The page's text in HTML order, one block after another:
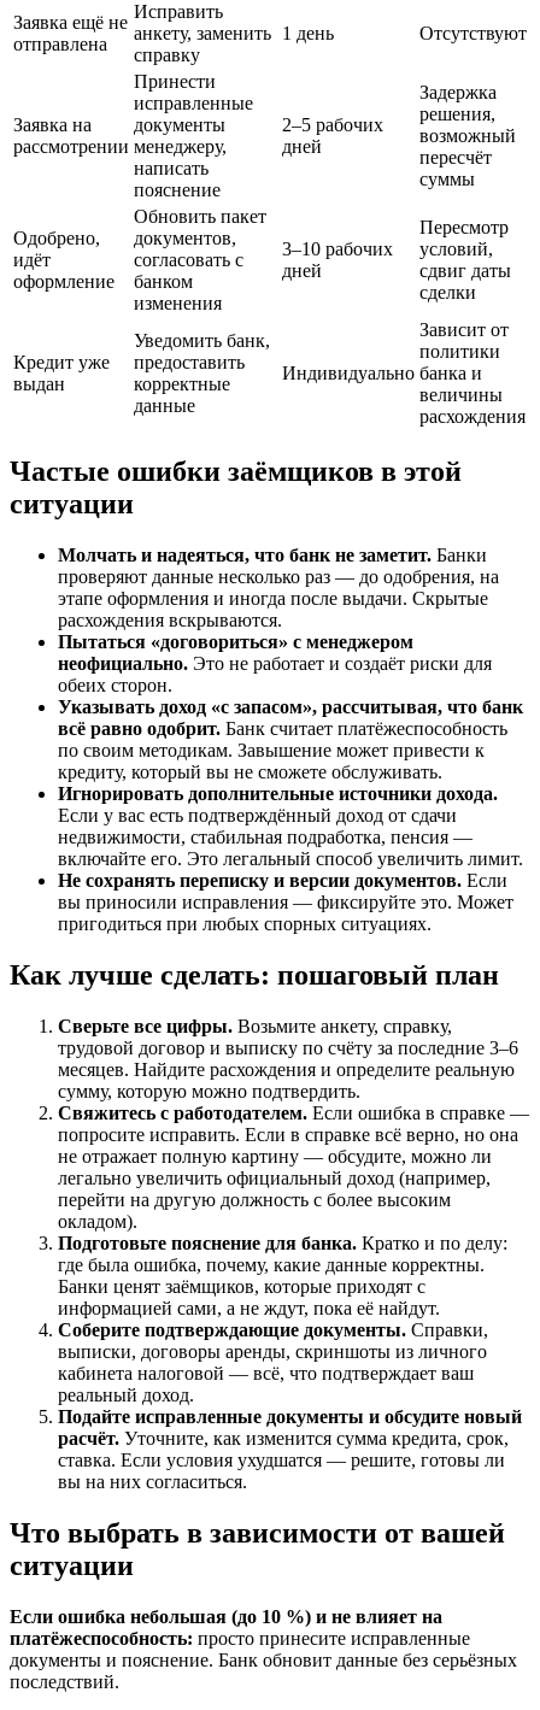
Заявка ещё не
отправлена
Исправить
анкету, заменить
справку
1 день Отсутствуют
Заявка на
рассмотрении
Принести
исправленные
документы
менеджеру,
написать
пояснение
2–5 рабочих
дней
Задержка
решения,
возможный
пересчёт
суммы
Одобрено,
идёт
оформление
Обновить пакет
документов,
согласовать с
банком
изменения
3–10 рабочих
дней
Пересмотр
условий,
сдвиг даты
сделки
Кредит уже
выдан
Уведомить банк,
предоставить
корректные
данные
Индивидуально
Зависит от
политики
банка и
величины
расхождения
Частые ошибки заёмщиков в этой
ситуации
Молчать и надеяться, что банк не заметит. Банки
проверяют данные несколько раз — до одобрения, на
этапе оформления и иногда после выдачи. Скрытые
расхождения вскрываются.
Пытаться «договориться» с менеджером
неофициально. Это не работает и создаёт риски для
обеих сторон.
Указывать доход «с запасом», рассчитывая, что банк
всё равно одобрит. Банк считает платёжеспособность
по своим методикам. Завышение может привести к
кредиту, который вы не сможете обслуживать.
Игнорировать дополнительные источники дохода.
Если у вас есть подтверждённый доход от сдачи
недвижимости, стабильная подработка, пенсия —
включайте его. Это легальный способ увеличить лимит.
Не сохранять переписку и версии документов. Если
вы приносили исправления — фиксируйте это. Может
пригодиться при любых спорных ситуациях.
Как лучше сделать: пошаговый план
Сверьте все цифры. Возьмите анкету, справку,
трудовой договор и выписку по счёту за последние 3–6
месяцев. Найдите расхождения и определите реальную
сумму, которую можно подтвердить.
Свяжитесь с работодателем. Если ошибка в справке —
попросите исправить. Если в справке всё верно, но она
не отражает полную картину — обсудите, можно ли
легально увеличить официальный доход (например,
перейти на другую должность с более высоким
окладом).
Подготовьте пояснение для банка. Кратко и по делу:
где была ошибка, почему, какие данные корректны.
Банки ценят заёмщиков, которые приходят с
информацией сами, а не ждут, пока её найдут.
Соберите подтверждающие документы. Справки,
выписки, договоры аренды, скриншоты из личного
кабинета налоговой — всё, что подтверждает ваш
реальный доход.
Подайте исправленные документы и обсудите новый
расчёт. Уточните, как изменится сумма кредита, срок,
ставка. Если условия ухудшатся — решите, готовы ли
вы на них согласиться.
Что выбрать в зависимости от вашей
ситуации
Если ошибка небольшая (до 10 %) и не влияет на
платёжеспособность: просто принесите исправленные
документы и пояснение. Банк обновит данные без серьёзных
последствий.